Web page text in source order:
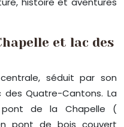
et lac des
séduit par son
Quatre-Cantons. La
de la Chapelle (
pont de bois couvert